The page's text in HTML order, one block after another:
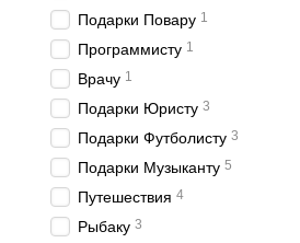
Подарки Повару 1
Программисту 1
Врачу 1
Подарки Юристу 3
Подарки Футболисту 3
Подарки Музыканту 5
Путешествия 4
Рыбаку 3